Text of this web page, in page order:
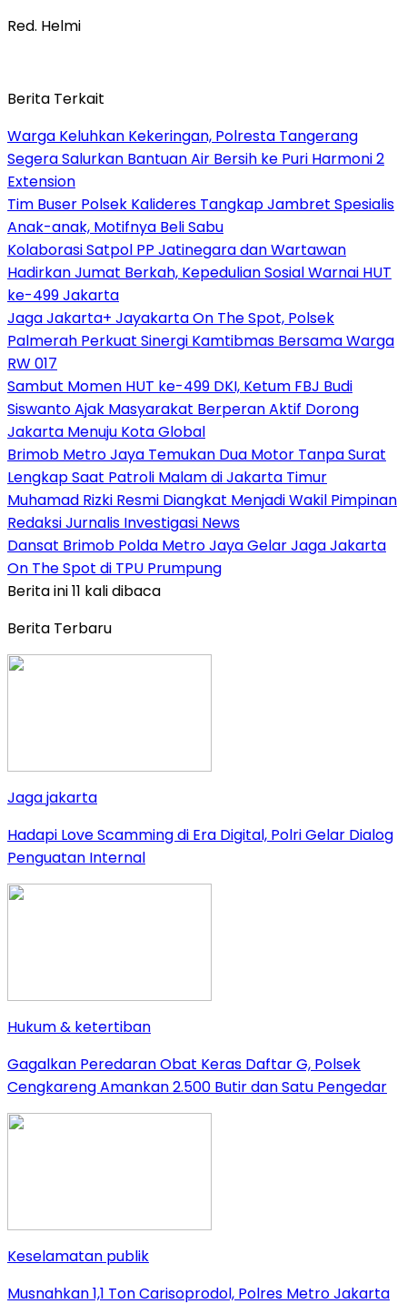
Red. Helmi
Berita Terkait
Warga Keluhkan Kekeringan, Polresta Tangerang
Segera Salurkan Bantuan Air Bersih ke Puri Harmoni 2
Extension
Tim Buser Polsek Kalideres Tangkap Jambret Spesialis
Anak-anak, Motifnya Beli Sabu
Kolaborasi Satpol PP Jatinegara dan Wartawan
Hadirkan Jumat Berkah, Kepedulian Sosial Warnai HUT
ke-499 Jakarta
Jaga Jakarta+ Jayakarta On The Spot, Polsek
Palmerah Perkuat Sinergi Kamtibmas Bersama Warga
RW 017
Sambut Momen HUT ke-499 DKI, Ketum FBJ Budi
Siswanto Ajak Masyarakat Berperan Aktif Dorong
Jakarta Menuju Kota Global
Brimob Metro Jaya Temukan Dua Motor Tanpa Surat
Lengkap Saat Patroli Malam di Jakarta Timur
Muhamad Rizki Resmi Diangkat Menjadi Wakil Pimpinan
Redaksi Jurnalis Investigasi News
Dansat Brimob Polda Metro Jaya Gelar Jaga Jakarta
On The Spot di TPU Prumpung
Berita ini 11 kali dibaca
Berita Terbaru
Jaga jakarta
Hadapi Love Scamming di Era Digital, Polri Gelar Dialog
Penguatan Internal
Hukum & ketertiban
Gagalkan Peredaran Obat Keras Daftar G, Polsek
Cengkareng Amankan 2.500 Butir dan Satu Pengedar
Keselamatan publik
Musnahkan 1,1 Ton Carisoprodol, Polres Metro Jakarta